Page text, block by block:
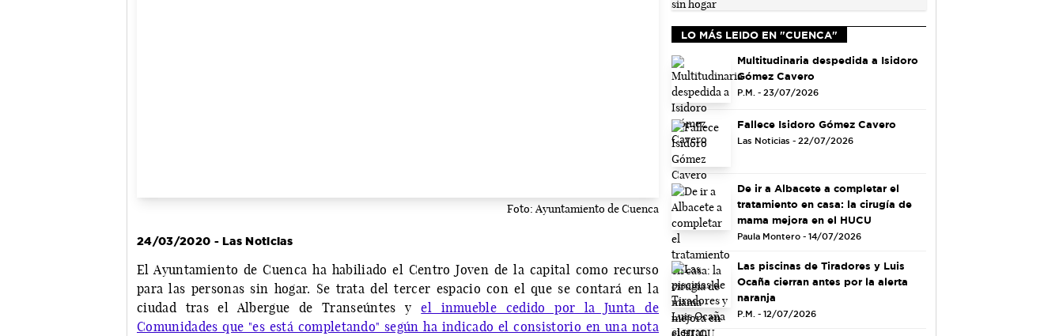
Foto: Ayuntamiento de Cuenca
24/03/2020 - Las Noticias
El Ayuntamiento de Cuenca ha habiliado el Centro Joven de la capital como recurso
para las personas sin hogar. Se trata del tercer espacio con el que se contará en la
ciudad tras el Albergue de Transeúntes yel inmueble cedido por la Junta de
Comunidades que "es está completando" según ha indicado el consistorio en una nota
LO MÁS LEIDO EN "CUENCA"
Multitudinaria despedida a Isidoro
Gómez Cavero
P.M. - 23/07/2026
Fallece Isidoro Gómez Cavero
Las Noticias - 22/07/2026
De ir a Albacete a completar el
tratamiento en casa: la cirugía de
mama mejora en el HUCU
Paula Montero - 14/07/2026
Las piscinas de Tiradores y Luis
Ocaña cierran antes por la alerta
naranja
P.M. - 12/07/2026